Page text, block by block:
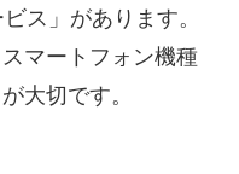
ス」があります。
マートフォン機種
大切です。